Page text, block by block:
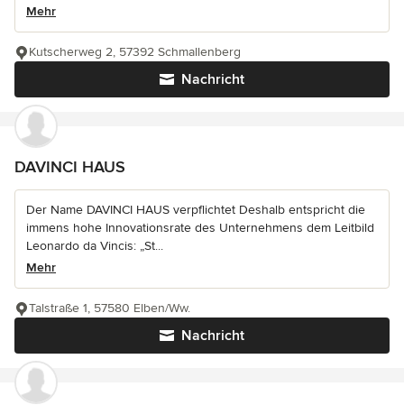
Mehr
Nachricht
Kutscherweg 2, 57392 Schmallenberg
DAVINCI HAUS
Der Name DAVINCI HAUS verpflichtet Deshalb entspricht die
immens hohe Innovationsrate des Unternehmens dem Leitbild
Leonardo da Vincis: „St...
Mehr
Nachricht
Talstraße 1, 57580 Elben/Ww.